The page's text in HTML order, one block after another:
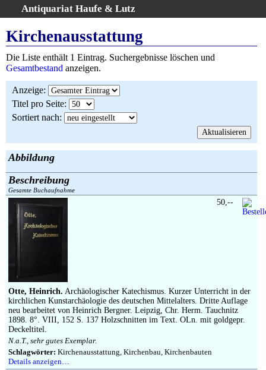
Antiquariat Haufe & Lutz
Home
Gesamtbestand
Kategorien
Schlagwörter
Suchergebnisse
AGB
Widerruf
Über uns
Aktuelle Kataloge
Kontakt
Ankauf
Links
Impressum
Kirchenausstattung
Die Liste enthält 1 Eintrag. Suchergebnisse löschen und
Gesamtbestand anzeigen.
Anzeige:
Titel pro Seite:
Sortiert nach:
Abbildung
Beschreibung
Gesamte Buchaufnahme
Otte, Heinrich. Archäologischer Katechismus. Kurzer Unterricht in der
kirchlichen Kunstarchäologie des deutschen Mittelalters. Dritte Auflage
neu bearbeitet von Heinrich Bergner. Leipzig, Chr. Herm. Tauchnitz
1898. 8°. VIII, 152 S. 137 Holzschnitten im Text. OLn. mit goldgepr.
Deckeltitel.
N.a.T., sehr gutes Exemplar.
Schlagwörter: Kirchenausstattung, Kirchenbau, Kirchenbauten
Details anzeigen…
50,--